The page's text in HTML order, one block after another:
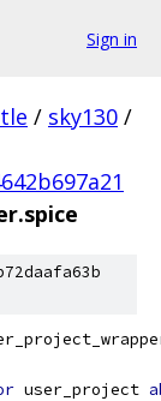
Sign in
/ sky130 /
user_project